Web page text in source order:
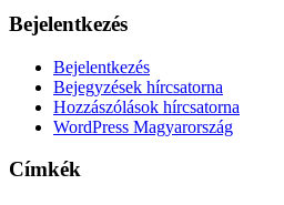
Bejelentkezés
Bejelentkezés
Bejegyzések hírcsatorna
Hozzászólások hírcsatorna
WordPress Magyarország
Címkék